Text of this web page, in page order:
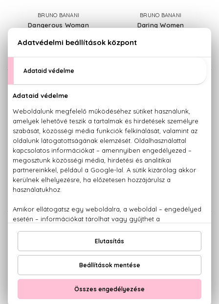
BRUNO BANANI
Dangerous Woman
7.500 Ft -tól
BRUNO BANANI
Daring Women
7.520 Ft
BRUNO BANANI
Loyal Man
Eau De Parfum
BRUNO BANANI
Made for Men
Eau De Toilette